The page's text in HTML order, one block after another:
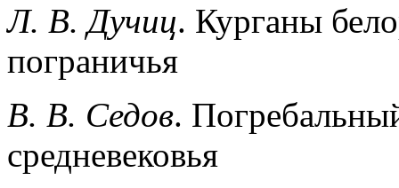
Л. В. Дучиц. Курганы
пограничья
B. В. Седов.
средневековья